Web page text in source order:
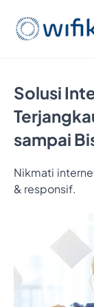
Solusi
sampai
Nikmati
& responsif.